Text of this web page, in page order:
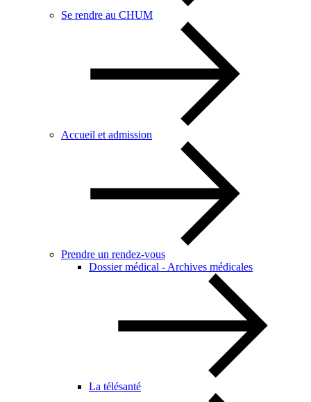
Se rendre au CHUM
Accueil et admission
Prendre un rendez-vous
Dossier médical - Archives médicales
La télésanté